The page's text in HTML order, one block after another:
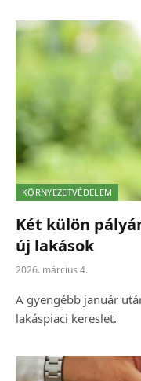
KÖRNYEZETVÉDELEM
Két külön
új lakások
2026. március 4.
A gyengébb január
lakáspiaci kereslet.